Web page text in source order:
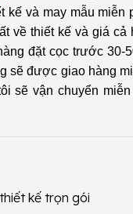
kế và may mẫu miễn
về thiết kế và giá
đặt cọc trước 30-
sẽ được giao hàng
sẽ vận chuyển
kế trọn gói